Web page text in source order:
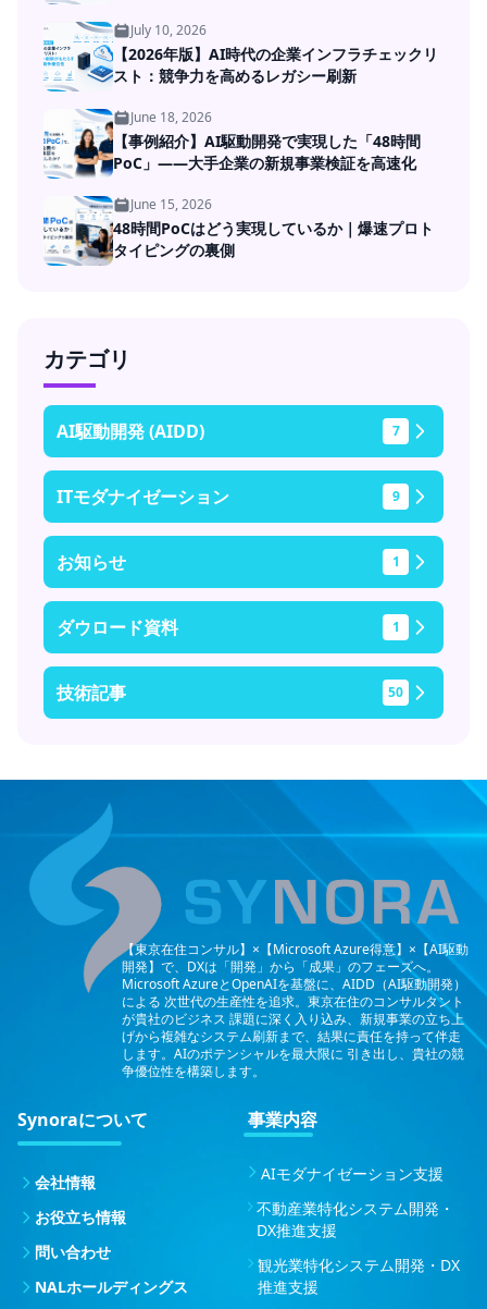
July 10, 2026
【2026年版】AI時代の企業インフラチェックリ
スト：競争力を高めるレガシー刷新
June 18, 2026
【事例紹介】AI駆動開発で実現した「48時間
PoC」――大手企業の新規事業検証を高速化
June 15, 2026
48時間PoCはどう実現しているか｜爆速プロト
タイピングの裏側
カテゴリ
AI駆動開発 (AIDD) 7
ITモダナイゼーション 9
お知らせ 1
ダウロード資料 1
技術記事 50
【東京在住コンサル】×【Microsoft Azure得意】×【AI駆動
開発】で、DXは「開発」から「成果」のフェーズへ。
Microsoft AzureとOpenAIを基盤に、AIDD（AI駆動開発）
による 次世代の生産性を追求。東京在住のコンサルタント
が貴社のビジネス 課題に深く入り込み、新規事業の立ち上
げから複雑なシステム刷新まで、結果に責任を持って伴走
します。AIのポテンシャルを最大限に 引き出し、貴社の競
争優位性を構築します。
Synoraについて
会社情報
お役立ち情報
問い合わせ
NALホールディングス
事業内容
AIモダナイゼーション支援
不動産業特化システム開発・
DX推進支援
観光業特化システム開発・DX
推進支援